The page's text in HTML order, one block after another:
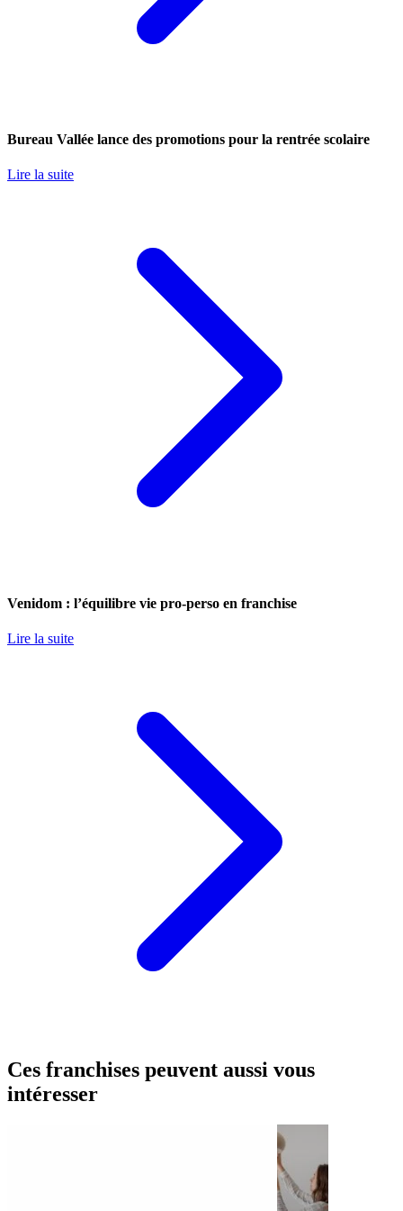
Bureau Vallée lance des promotions pour la rentrée scolaire
Lire la suite
Venidom : l’équilibre vie pro-perso en franchise
Lire la suite
Ces franchises peuvent aussi vous
intéresser